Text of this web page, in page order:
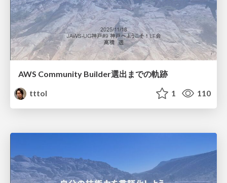
AWS Community Builder選出までの軌跡
tttol
1 110